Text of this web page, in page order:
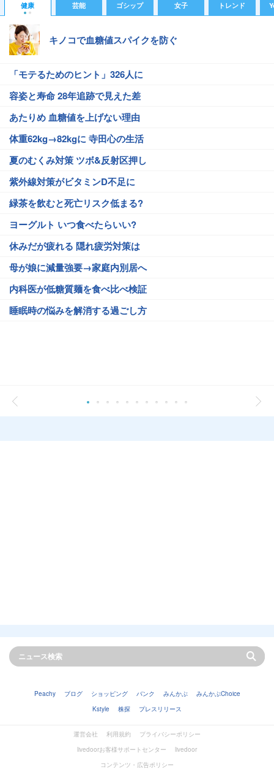
健康 芸能 ゴシップ 女子 トレンド
キノコで血糖値スパイクを防ぐ
「モテるためのヒント」326人に
容姿と寿命 28年追跡で見えた差
あたりめ 血糖値を上げない理由
体重62kg→82kgに 寺田心の生活
夏のむくみ対策 ツボ&反射区押し
紫外線対策がビタミンD不足に
緑茶を飲むと死亡リスク低まる?
ヨーグルト いつ食べたらいい?
休みだが疲れる 隠れ疲労対策は
母が娘に減量強要→家庭内別居へ
内科医が低糖質麺を食べ比べ検証
睡眠時の悩みを解消する過ごし方
Peachy ブログ ショッピング バンク みんかぶ
みんかぶChoice
Kstyle
株探 プレスリリース
運営会社 利用規約
プライバシーポリシー
livedoorお客様サポートセンター
livedoor
コンテンツ・広告ポリシー